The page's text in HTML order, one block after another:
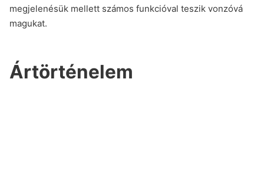
megjelenésük mellett számos funkcióval teszik vonzóvá
magukat.
Ártörténelem